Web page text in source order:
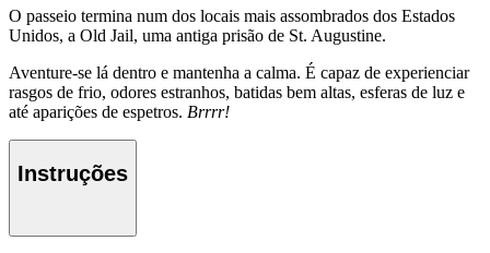
O passeio termina num dos locais mais assombrados dos Estados
Unidos, a Old Jail, uma antiga prisão de St. Augustine.
Aventure-se lá dentro e mantenha a calma. É capaz de experienciar
rasgos de frio, odores estranhos, batidas bem altas, esferas de luz e
até aparições de espetros. Brrrr!
Instruções